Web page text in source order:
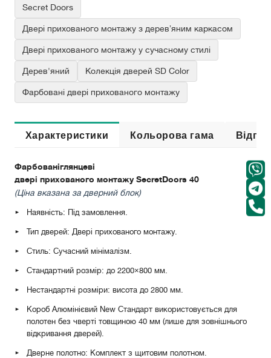
Secret Doors
Двері прихованого монтажу з деревʼяним каркасом
Двері прихованого монтажу у сучасному стилі
Дерев'яний Колекція дверей SD Color
Фарбованi двері прихованого монтажу
Характеристики Кольорова гама
Фарбованіглянцеві
двері прихованого монтажу SecretDoors 40
(Ціна вказана за дверний блок)
Наявність: Під замовлення.
Тип дверей: Двері прихованого монтажу.
Стиль: Сучасний мінімалізм.
Стандартний розмір: до 2200×800 мм.
Нестандартні розміри: висота до 2800 мм.
Короб Алюмінієвий New Стандарт використовується для
полотен без чверті товщиною 40 мм (лише для зовнішнього
відкривання дверей).
Дверне полотно: Комплект з щитовим полотном.